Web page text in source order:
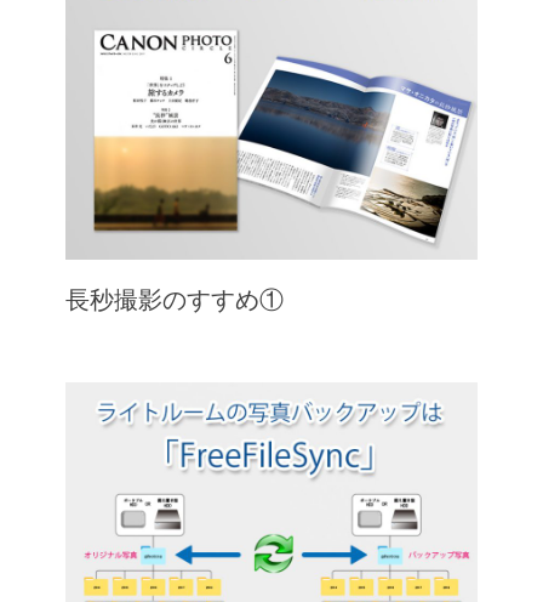
長秒撮影のすすめ①